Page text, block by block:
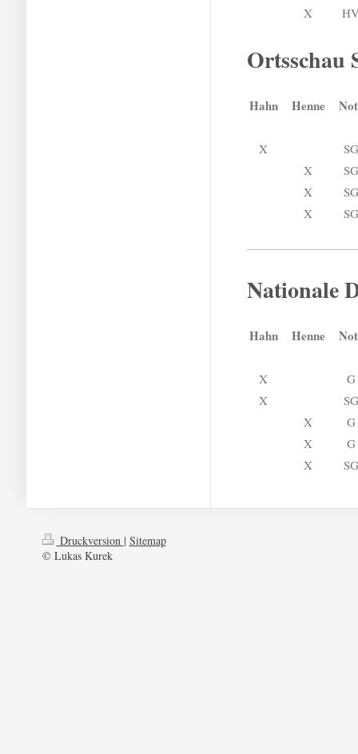
X
Ortsschau
Hahn Henne
X
SG
X
SG
X
SG
X
SG
Nationale
Hahn Henne
X
G
X
SG
X
G
X
G
X
SG
Druckversion | Sitemap
© Lukas Kurek